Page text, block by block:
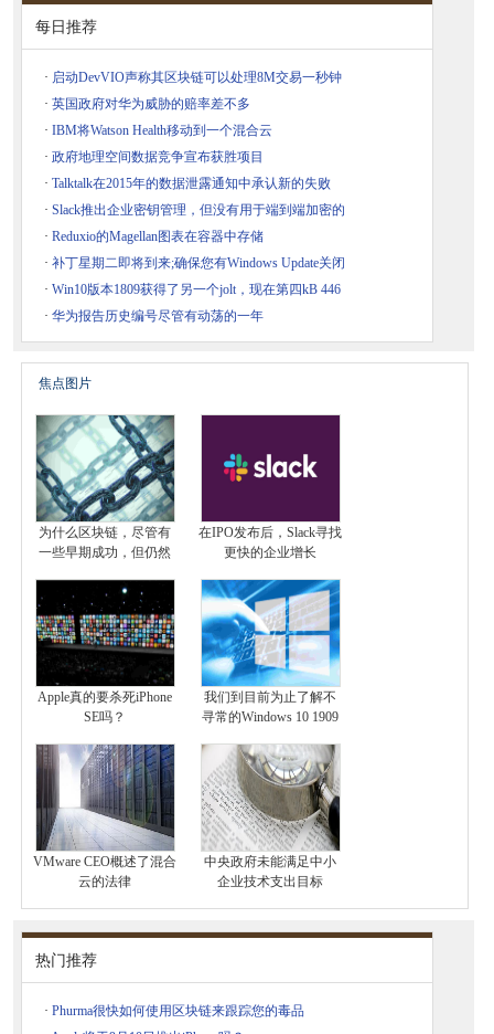
每日推荐
· 启动DevVIO声称其区块链可以处理8M交易一秒钟
· 英国政府对华为威胁的赔率差不多
· IBM将Watson Health移动到一个混合云
· 政府地理空间数据竞争宣布获胜项目
· Talktalk在2015年的数据泄露通知中承认新的失败
· Slack推出企业密钥管理，但没有用于端到端加密的
· Reduxio的Magellan图表在容器中存储
· 补丁星期二即将到来;确保您有Windows Update关闭
· Win10版本1809获得了另一个jolt，现在第四kB 446
· 华为报告历史编号尽管有动荡的一年
焦点图片
为什么区块链，尽管有
一些早期成功，但仍然
在IPO发布后，Slack寻找
更快的企业增长
Apple真的要杀死iPhone
SE吗？
我们到目前为止了解不
寻常的Windows 10 1909
VMware CEO概述了混合
云的法律
中央政府未能满足中小
企业技术支出目标
热门推荐
· Phurma很快如何使用区块链来跟踪您的毒品